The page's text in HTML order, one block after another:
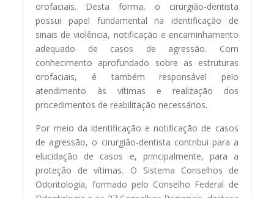
orofaciais. Desta forma, o cirurgião-dentista
possui papel fundamental na identificação de
sinais de violência, notificação e encaminhamento
adequado de casos de agressão. Com
conhecimento aprofundado sobre as estruturas
orofaciais, é também responsável pelo
atendimento às vítimas e realização dos
procedimentos de reabilitação necessários.
Por meio da identificação e notificação de casos
de agressão, o cirurgião-dentista contribui para a
elucidação de casos e, principalmente, para a
proteção de vítimas. O Sistema Conselhos de
Odontologia, formado pelo Conselho Federal de